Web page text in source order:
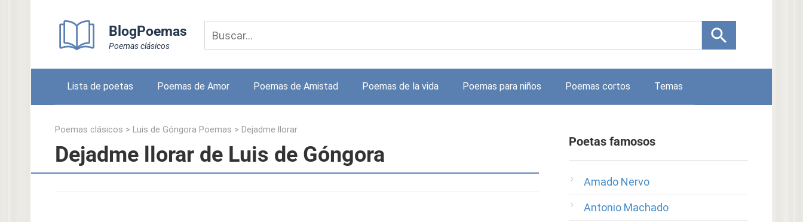
BlogPoemas
Poemas clásicos
Lista de poetas Poemas de Amor Poemas de Amistad Poemas de la vida Poemas para niños Poemas cortos Temas
Poemas clásicos > Luis de Góngora Poemas > Dejadme llorar
Dejadme llorar de Luis de Góngora
Poetas famosos
Amado Nervo
Antonio Machado